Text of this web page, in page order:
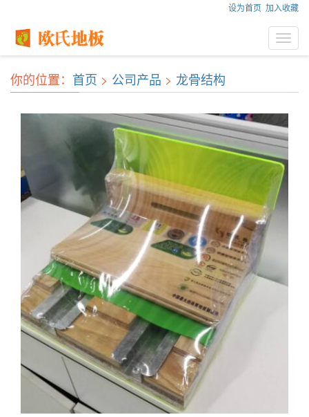
设为首页 加入收藏
你的位置： 首页 > 公司产品 > 龙骨结构